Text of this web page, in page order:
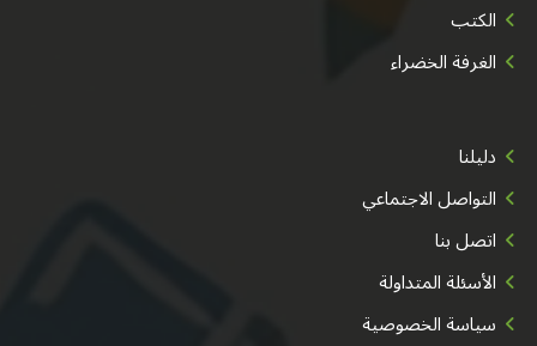
الكتب
الغرفة الخضراء
دليلنا
التواصل الاجتماعي
اتصل بنا
الأسئلة المتداولة
سياسة الخصوصية